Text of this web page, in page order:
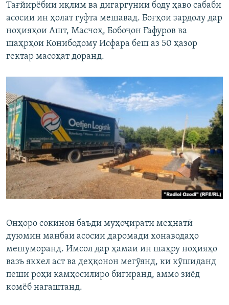
Тағйирёбии иқлим ва дигаргунии боду ҳаво сабаби
асосии ин ҳолат гуфта мешавад. Боғҳои зардолу дар
ноҳияҳои Ашт, Масчоҳ, Бобоҷон Ғафуров ва
шаҳрҳои Конибодому Исфара беш аз 50 ҳазор
гектар масоҳат доранд.
Онҳоро сокинон баъди муҳоҷирати меҳнатӣ
дуюмин манбаи асосии даромади хонаводаҳо
мешуморанд. Имсол дар ҳамаи ин шаҳру ноҳияҳо
вазъ якхел аст ва деҳқонон мегӯянд, ки кӯшиданд
пеши роҳи камҳосилиро бигиранд, аммо зиёд
комёб нагаштанд.